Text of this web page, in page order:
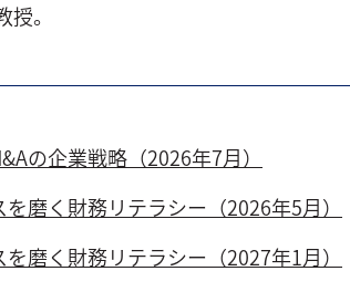
。
の企業戦略（2026年7月）
磨く財務リテラシー（2026年5月）
磨く財務リテラシー（2027年1月）